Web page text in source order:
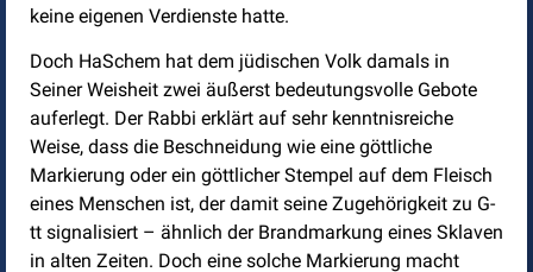
keine eigenen Verdienste hatte.
Doch HaSchem hat dem jüdischen Volk damals in
Seiner Weisheit zwei äußerst bedeutungsvolle Gebote
auferlegt. Der Rabbi erklärt auf sehr kenntnisreiche
Weise, dass die Beschneidung wie eine göttliche
Markierung oder ein göttlicher Stempel auf dem Fleisch
eines Menschen ist, der damit seine Zugehörigkeit zu G-
tt signalisiert – ähnlich der Brandmarkung eines Sklaven
in alten Zeiten. Doch eine solche Markierung macht